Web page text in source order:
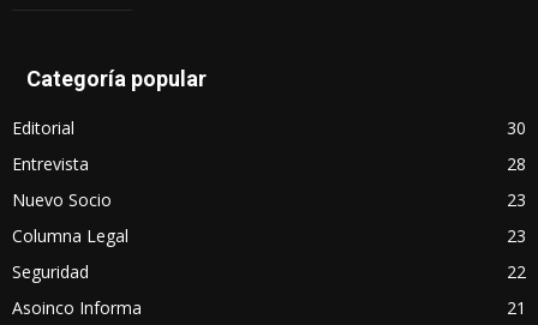
Categoría popular
Editorial
30
Entrevista
28
Nuevo Socio
23
Columna Legal
23
Seguridad
22
Asoinco Informa
21